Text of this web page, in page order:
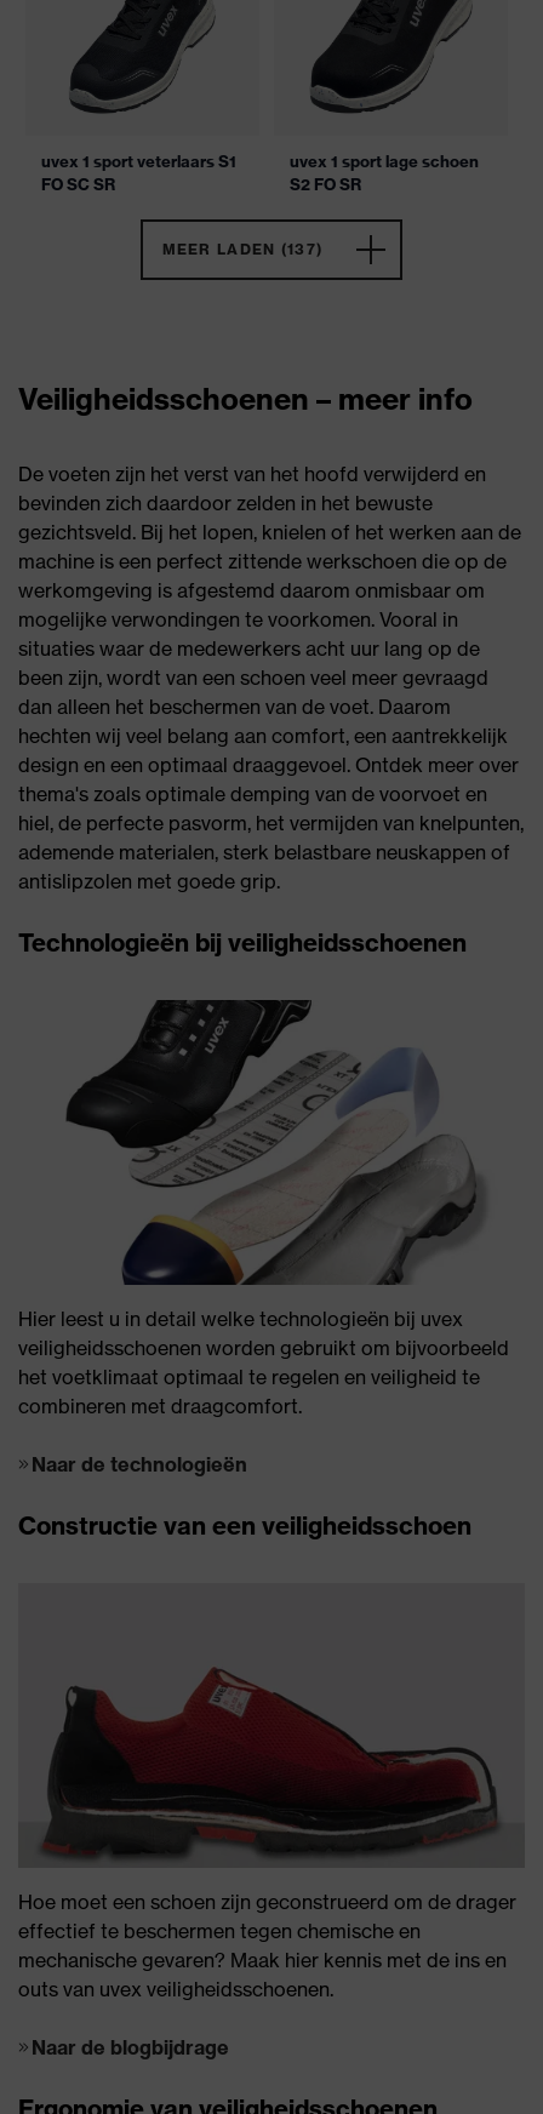
uvex 1 sport veterlaars S1
FO SC SR
uvex 1 sport lage schoen
S2 FO SR
MEER LADEN (137)
Veiligheidsschoenen – meer info
De voeten zijn het verst van het hoofd verwijderd en
bevinden zich daardoor zelden in het bewuste
gezichtsveld. Bij het lopen, knielen of het werken aan de
machine is een perfect zittende werkschoen die op de
werkomgeving is afgestemd daarom onmisbaar om
mogelijke verwondingen te voorkomen. Vooral in
situaties waar de medewerkers acht uur lang op de
been zijn, wordt van een schoen veel meer gevraagd
dan alleen het beschermen van de voet. Daarom
hechten wij veel belang aan comfort, een aantrekkelijk
design en een optimaal draaggevoel. Ontdek meer over
thema's zoals optimale demping van de voorvoet en
hiel, de perfecte pasvorm, het vermijden van knelpunten,
ademende materialen, sterk belastbare neuskappen of
antislipzolen met goede grip.
Technologieën bij veiligheidsschoenen
Hier leest u in detail welke technologieën bij uvex
veiligheidsschoenen worden gebruikt om bijvoorbeeld
het voetklimaat optimaal te regelen en veiligheid te
combineren met draagcomfort.
Naar de technologieën
Constructie van een veiligheidsschoen
Hoe moet een schoen zijn geconstrueerd om de drager
effectief te beschermen tegen chemische en
mechanische gevaren? Maak hier kennis met de ins en
outs van uvex veiligheidsschoenen.
Naar de blogbijdrage